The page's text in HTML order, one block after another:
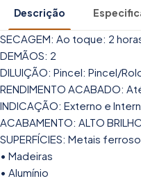
Descrição
SECAGEM: Ao toque: 2
DEMÃOS: 2
DILUIÇÃO: Pincel: Pincel/
RENDIMENTO ACABADO:
INDICAÇÃO: Externo e
ACABAMENTO: ALTO
SUPERFÍCIES: Metais
• Madeiras
• Alumínio